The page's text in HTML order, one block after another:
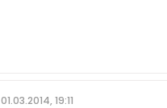
01.03.2014, 19:11